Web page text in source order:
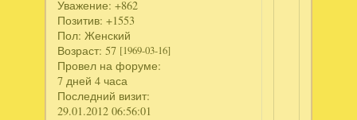
Уважение: +862
Позитив: +1553
Пол: Женский
Возраст: 57 [1969-03-16]
Провел на форуме:
7 дней 4 часа
Последний визит:
29.01.2012 06:56:01